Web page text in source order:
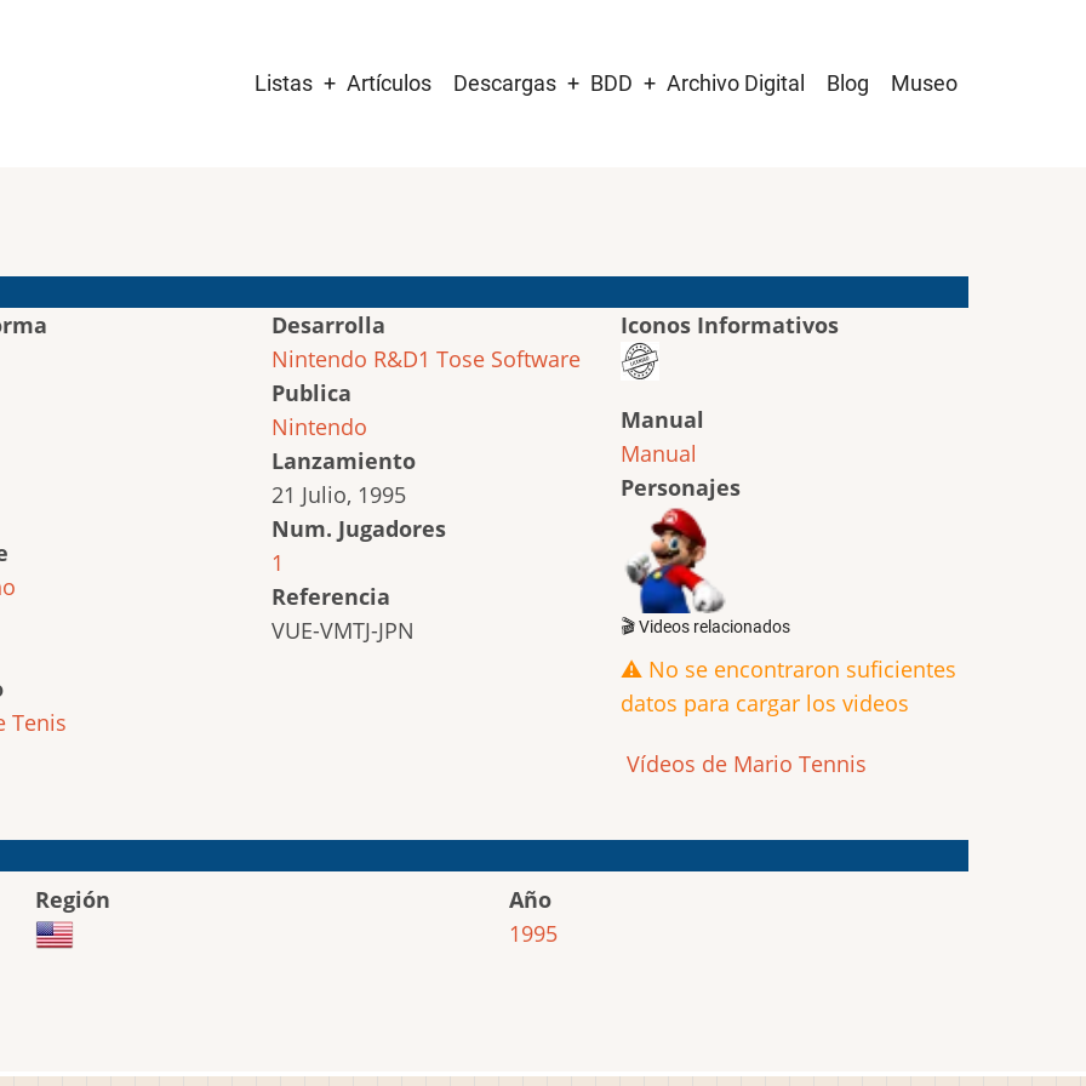
navigation
Listas Artículos Descargas BDD Archivo Digital Blog Museo
Tenis
Desarrolla
Nintendo R&D1 Tose Software
Publica
Nintendo
Lanzamiento
21 Julio, 1995
Num. Jugadores
1
Referencia
VUE-VMTJ-JPN
Iconos Informativos
Manual
Manual
Personajes
🎬 Videos relacionados
⚠️ No se encontraron suficientes
datos para cargar los videos
Vídeos de Mario Tennis
Región
Año
1995